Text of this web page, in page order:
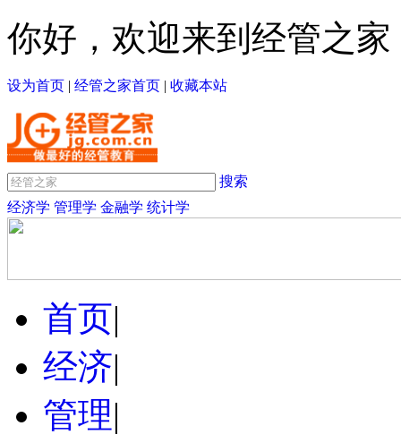
你好，欢迎来到经管之家
设为首页 | 经管之家首页 | 收藏本站
搜索
经济学 管理学 金融学 统计学
首页|
经济|
管理|